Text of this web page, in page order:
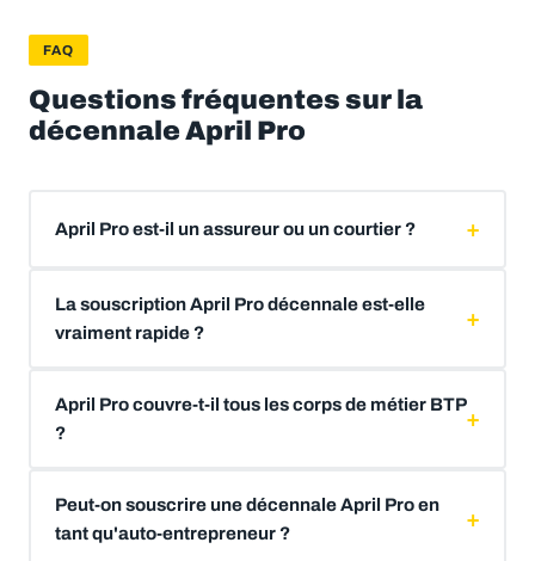
FAQ
Questions fréquentes sur la
décennale April Pro
April Pro est-il un assureur ou un courtier ?
La souscription April Pro décennale est-elle
vraiment rapide ?
April Pro couvre-t-il tous les corps de métier BTP
?
Peut-on souscrire une décennale April Pro en
tant qu'auto-entrepreneur ?